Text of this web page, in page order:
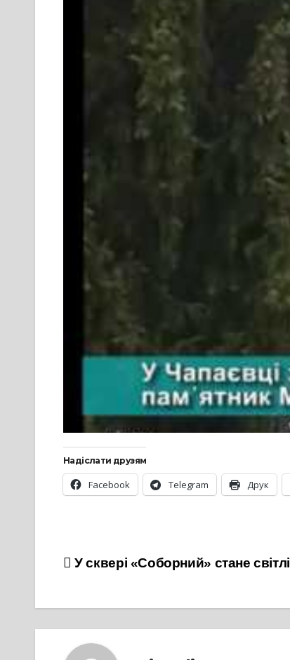
Надіслати друзям
Facebook Telegram Друк
Навігація
У сквері «Соборний» стане